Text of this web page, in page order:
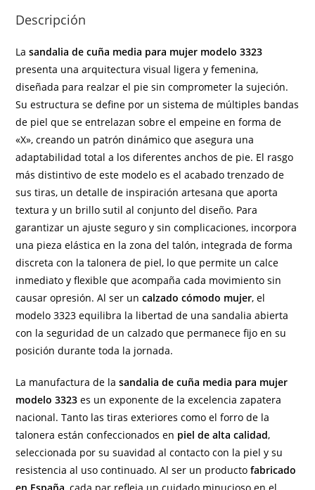
Descripción
Lasandalia de cuña media para mujer modelo 3323
presenta una arquitectura visual ligera y femenina,
diseñada para realzar el pie sin comprometer la sujeción.
Su estructura se define por un sistema de múltiples bandas
de piel que se entrelazan sobre el empeine en forma de
«X», creando un patrón dinámico que asegura una
adaptabilidad total a los diferentes anchos de pie. El rasgo
más distintivo de este modelo es el acabado trenzado de
sus tiras, un detalle de inspiración artesana que aporta
textura y un brillo sutil al conjunto del diseño. Para
garantizar un ajuste seguro y sin complicaciones, incorpora
una pieza elástica en la zona del talón, integrada de forma
discreta con la talonera de piel, lo que permite un calce
inmediato y flexible que acompaña cada movimiento sin
causar opresión. Al ser uncalzado cómodo mujer, el
modelo 3323 equilibra la libertad de una sandalia abierta
con la seguridad de un calzado que permanece fijo en su
posición durante toda la jornada.
La manufactura de lasandalia de cuña media para mujer
modelo 3323 es un exponente de la excelencia zapatera
nacional. Tanto las tiras exteriores como el forro de la
talonera están confeccionados en piel de alta calidad,
seleccionada por su suavidad al contacto con la piel y su
resistencia al uso continuado. Al ser un productofabricado